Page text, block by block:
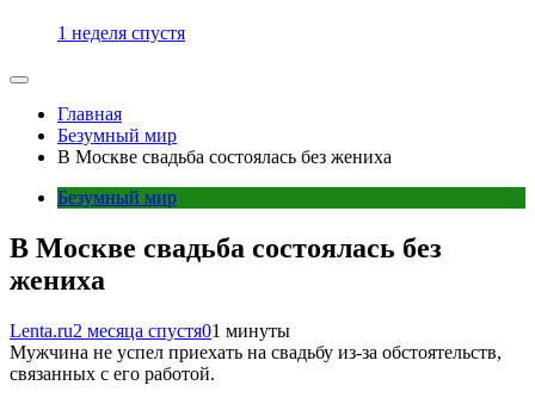
1 неделя спустя
Главная
Безумный мир
В Москве свадьба состоялась без жениха
Безумный мир
В Москве свадьба состоялась без
жениха
Lenta.ru2 месяца спустя01 минуты
Мужчина не успел приехать на свадьбу из-за обстоятельств,
связанных с его работой.